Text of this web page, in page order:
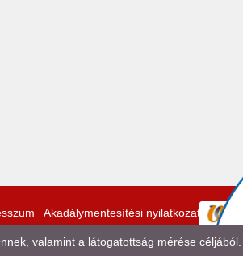
Akadálymentesítési nyilatkozat
valamint a látogatottság mérése céljából.